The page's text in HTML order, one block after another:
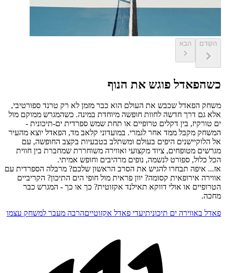
הקודם הבא
כשהפאדל פוגש את הנוף
משחק הפאדל שכבש את העולם הוא כבר מזמן לא רק טרנד ספורטיבי,
אלא גם דרך חדשה לחוות חופשה מיוחדת במינה. כשהמגרש ממוקם מול
ים טורקיז, בין דקלים טרופיים או תחת שמש ספרדית ים-תיכונית -
המשחק מקבל ממד אחר לגמרי. במועדוני קלאב מד, הפאדל יוצא מהעיר
אל הלוקיישנים היפים בעולם ומשתלב בטבעיות בקצב החופשה, עם
מגרשים מטופחים, ציוד מקצועי ואווירה משוחררת שמחברת בין חווית
הכל כלול, ספורט לנשמה, נופים מרהיבים וחופש אמיתי.
אז... איפה תבחרו להגיש את הסרב הראשון שלכם? מרבלה הספרדית עם
אווירה אירופאית קסומה? יוון פראית מול חופי הים התיכון? הקריביים
הטרופיים או אולי דווקא תאילנד אקזוטית? כך או כך - המגרש כבר
מחכה.
פאדל באווירה ים תיכוניתיעדי פאדל אקזוטייםהרבה מעבר למשחק עצמו